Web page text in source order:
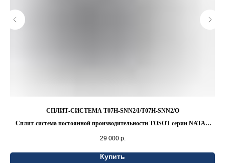
СПЛИТ-СИСТЕМА T07H-SNN2/I/T07H-SNN2/O
Cплит-система постоянной производительности TOSOT серии NATAL
29 000 р.
Купить